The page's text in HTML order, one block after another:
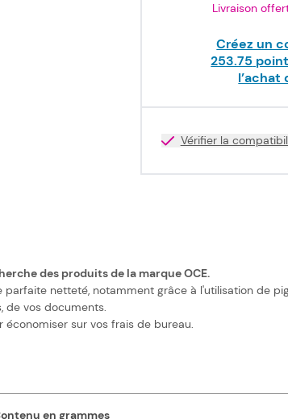
Livraison
Créez un
253.75
l’achat
Vérifier la
des produits de la marque OCE.
netteté, notamment grâce à l'utilisation de
de vos documents.
sur vos frais de bureau.
en grammes